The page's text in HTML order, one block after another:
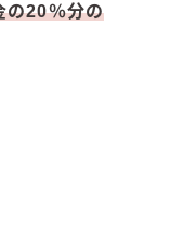
の20％分の